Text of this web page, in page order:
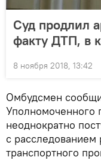
Суд продлил
факту ДТП, в
8 ноября 2018, 13:42
Омбудсмен
Уполномоченного
неоднократно
с
транспортного